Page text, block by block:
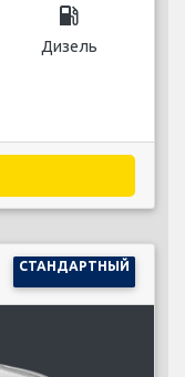
local_gas_station
Дизель
СТАНДАРТНЫЙ